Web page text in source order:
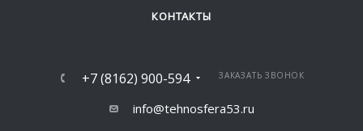
КОНТАКТЫ
+7 (8162) 900-594 ЗАКАЗАТЬ ЗВОНОК
info@tehnosfera53.ru